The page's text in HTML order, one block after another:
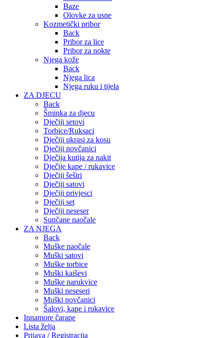
Baze
Olovke za usne
Kozmetički pribor
Back
Pribor za lice
Pribor za nokte
Njega kože
Back
Njega lica
Njega ruku i tijela
ZA DJECU
Back
Šminka za djecu
Dječiji setovi
Torbice/Ruksaci
Dječiji ukrasi za kosu
Dječiji novčanici
Dječija kutija za nakit
Dječije kape / rukavice
Dječiji šeširi
Dječiji satovi
Dječiji privjesci
Dječiji set
Dječiji neseser
Sunčane naočale
ZA NJEGA
Back
Muške naočale
Muški satovi
Muške torbice
Muški kaiševi
Muške narukvice
Muški neseseri
Muški novčanici
Šalovi, kape i rukavice
Innamore čarape
Lista želja
Prijava / Registracija